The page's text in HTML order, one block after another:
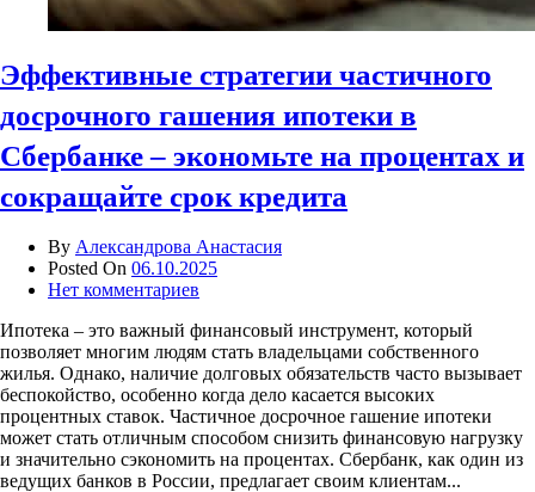
Эффективные стратегии частичного
досрочного гашения ипотеки в
Сбербанке – экономьте на процентах и
сокращайте срок кредита
By Александрова Анастасия
Posted On 06.10.2025
Нет комментариев
Ипотека – это важный финансовый инструмент, который
позволяет многим людям стать владельцами собственного
жилья. Однако, наличие долговых обязательств часто вызывает
беспокойство, особенно когда дело касается высоких
процентных ставок. Частичное досрочное гашение ипотеки
может стать отличным способом снизить финансовую нагрузку
и значительно сэкономить на процентах. Сбербанк, как один из
ведущих банков в России, предлагает своим клиентам...